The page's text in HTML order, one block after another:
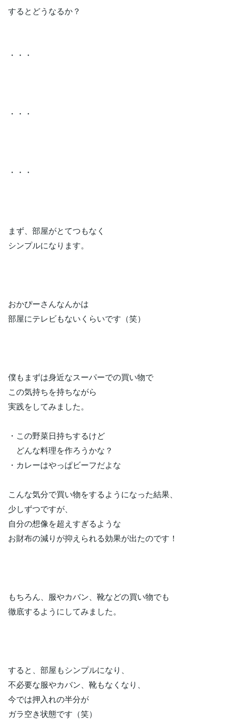
するとどうなるか？
・・・
・・・
・・・
まず、部屋がとてつもなく
シンプルになります。
おかぴーさんなんかは
部屋にテレビもないくらいです（笑）
僕もまずは身近なスーパーでの買い物で
この気持ちを持ちながら
実践をしてみました。
・この野菜日持ちするけど
どんな料理を作ろうかな？
・カレーはやっぱビーフだよな
こんな気分で買い物をするようになった結果、
少しずつですが、
自分の想像を超えすぎるような
お財布の減りが抑えられる効果が出たのです！
もちろん、服やカバン、靴などの買い物でも
徹底するようにしてみました。
すると、部屋もシンプルになり、
不必要な服やカバン、靴もなくなり、
今では押入れの半分が
ガラ空き状態です（笑）